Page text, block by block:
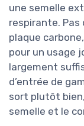
une semelle
respirante. Pas
plaque
pour un usage
largement
d’entrée de
sort plutôt
semelle et le